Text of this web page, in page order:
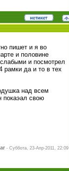
пишет и я во
и половине
и посмотрел
рамки да и то в тех
над всем
покаэал свою
- Суббота, 23-Апр-2011, 22:09